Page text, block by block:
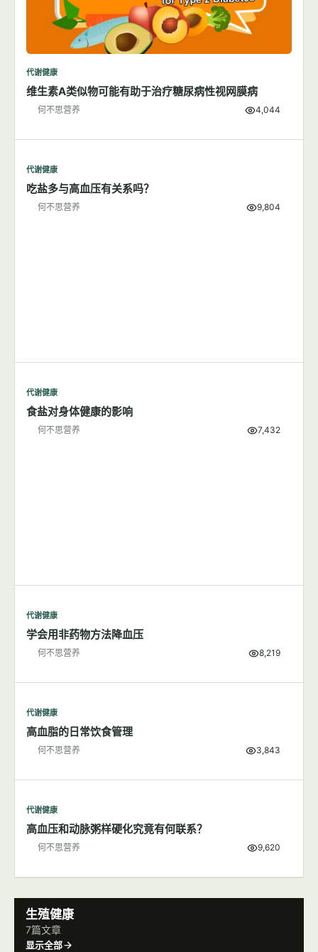
代谢健康
维生素A类似物可能有助于治疗糖尿病性视网膜病
何不思营养 4,044
代谢健康
吃盐多与高血压有关系吗？
何不思营养 9,804
代谢健康
食盐对身体健康的影响
何不思营养 7,432
代谢健康
学会用非药物方法降血压
何不思营养 8,219
代谢健康
高血脂的日常饮食管理
何不思营养 3,843
代谢健康
高血压和动脉粥样硬化究竟有何联系？
何不思营养 9,620
生殖健康
7篇文章
显示全部